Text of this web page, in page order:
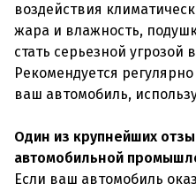
воздействия
жара и влажность,
стать серьезной угрозой
Рекомендуется
ваш автомобиль,
Один из крупнейших
автомобильной
Если ваш автомобиль